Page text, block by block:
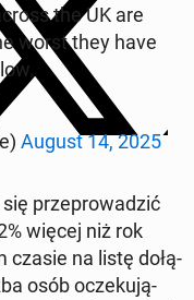
the UK are
worst they have
August 14, 2025
się prze­pro­wa­dzić
więcej niż rok
czasie na listę do­łą­
osób ocze­ku­ją­